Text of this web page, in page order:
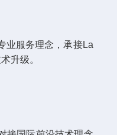
业服务理念，承接La
升级。